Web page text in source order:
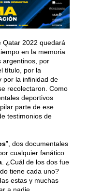
Qatar 2022 quedará
en la memoria
argentinos, por
título, por la
por la infinidad de
recolectaron. Como
deportivos
parte de ese
testimonios de
”, dos documentales
cualquier fanático
. ¿Cuál de los dos fue
tiene cada uno?
estas y muchas
a nadie.